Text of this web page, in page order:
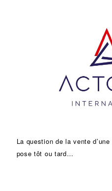
La question de la vente d’une
pose tôt ou tard…